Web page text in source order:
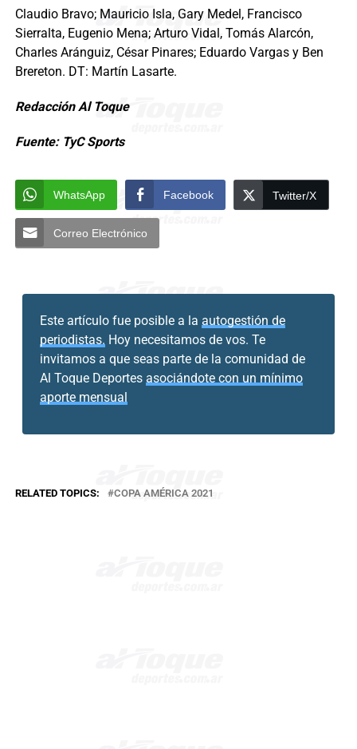
Claudio Bravo; Mauricio Isla, Gary Medel, Francisco
Sierralta, Eugenio Mena; Arturo Vidal, Tomás Alarcón,
Charles Aránguiz, César Pinares; Eduardo Vargas y Ben
Brereton. DT: Martín Lasarte.
Redacción Al Toque
Fuente: TyC Sports
WhatsApp Facebook Twitter/X
Correo Electrónico
Este artículo fue posible a la autogestión de
periodistas. Hoy necesitamos de vos. Te
invitamos a que seas parte de la comunidad de
Al Toque Deportes asociándote con un mínimo
aporte mensual
RELATED TOPICS: COPA AMÉRICA 2021